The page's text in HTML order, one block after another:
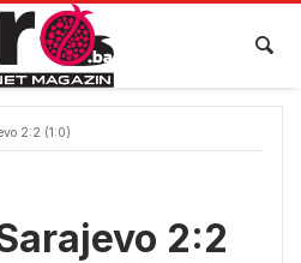
2:2 (1:0)
2:2